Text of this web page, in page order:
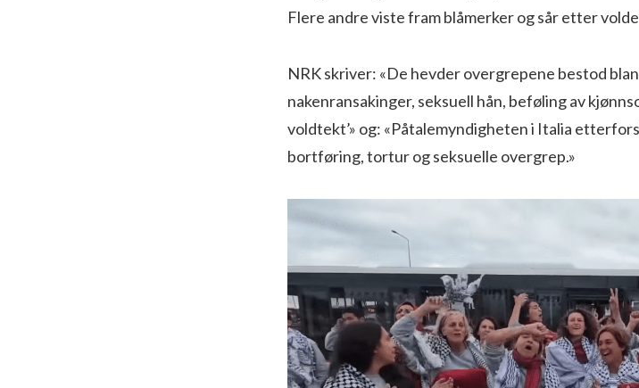
Flere andre viste fram blåmerker og sår etter
NRK skriver: «De hevder overgrepene bestod
nakenransakinger, seksuell hån, beføling av
voldtekt’» og: «Påtalemyndigheten i Italia
bortføring, tortur og seksuelle overgrep.»